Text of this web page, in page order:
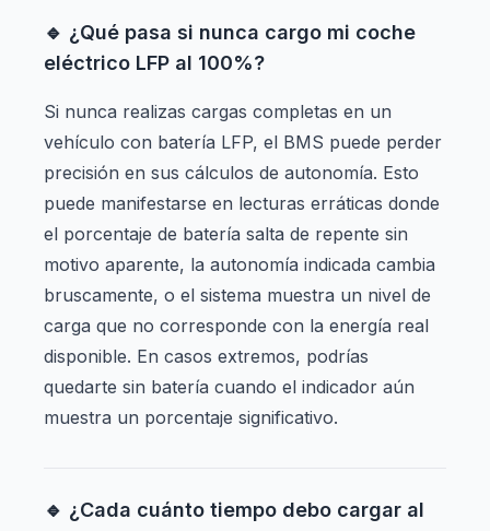
🔹 ¿Qué pasa si nunca cargo mi coche
eléctrico LFP al 100%?
Si nunca realizas cargas completas en un
vehículo con batería LFP, el BMS puede perder
precisión en sus cálculos de autonomía. Esto
puede manifestarse en lecturas erráticas donde
el porcentaje de batería salta de repente sin
motivo aparente, la autonomía indicada cambia
bruscamente, o el sistema muestra un nivel de
carga que no corresponde con la energía real
disponible. En casos extremos, podrías
quedarte sin batería cuando el indicador aún
muestra un porcentaje significativo.
🔹 ¿Cada cuánto tiempo debo cargar al